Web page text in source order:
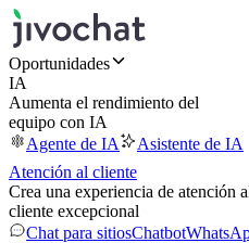
Oportunidades
IA
Aumenta el rendimiento del
equipo con IA
Agente de IA
Asistente de IA
Atención al cliente
Crea una experiencia de atención
cliente excepcional
Chat para sitiosChatbot